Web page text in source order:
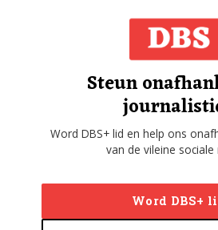
Steun
Word DBS+ lid en help ons
van de vileine sociale
Word DBS+